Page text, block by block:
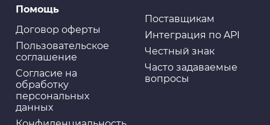
Помощь
Договор оферты
Пользовательское
соглашение
Cогласие на
обработку
персональных
данных
Поставщикам
Интеграция по API
Честный знак
Часто задаваемые
вопросы